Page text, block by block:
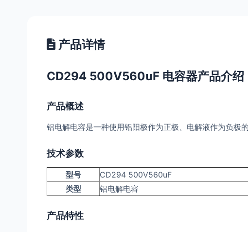
产品详情
CD294 500V560uF 电容器产品介绍
产品概述
铝电解电容是一种使用铝阳极作为正极、电解液作为负极
技术参数
型号
CD294 500V560uF
类型
铝电解电容
产品特性